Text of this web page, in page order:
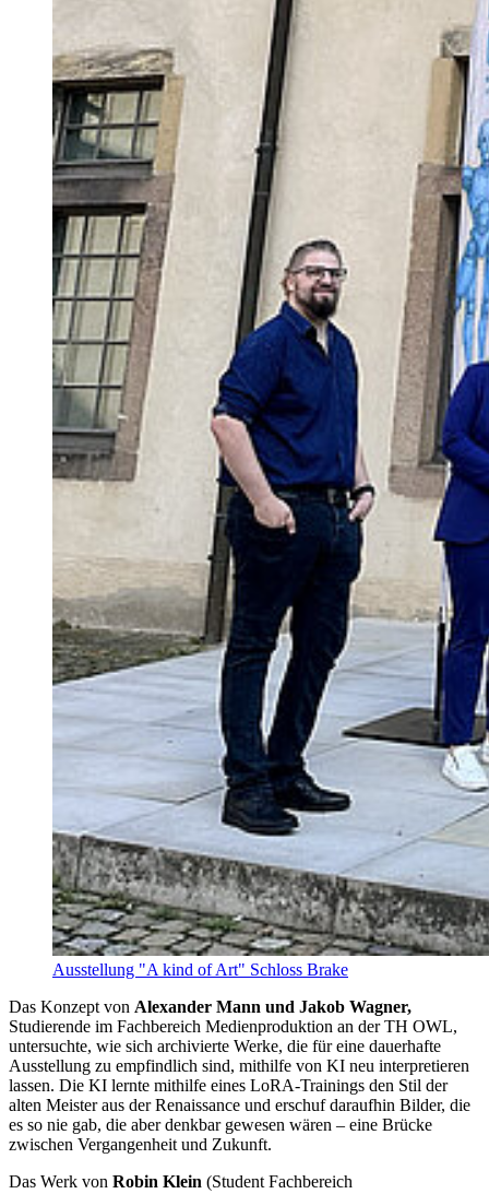
Ausstellung "A kind of Art" Schloss Brake
Das Konzept von Alexander Mann und Jakob Wagner,
Studierende im Fachbereich Medienproduktion an der TH OWL,
untersuchte, wie sich archivierte Werke, die für eine dauerhafte
Ausstellung zu empfindlich sind, mithilfe von KI neu interpretieren
lassen. Die KI lernte mithilfe eines LoRA-Trainings den Stil der
alten Meister aus der Renaissance und erschuf daraufhin Bilder, die
es so nie gab, die aber denkbar gewesen wären – eine Brücke
zwischen Vergangenheit und Zukunft.
Das Werk von Robin Klein (Student Fachbereich